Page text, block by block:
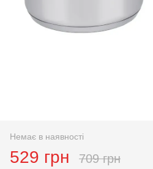
Немає в наявності
529 грн 709 грн